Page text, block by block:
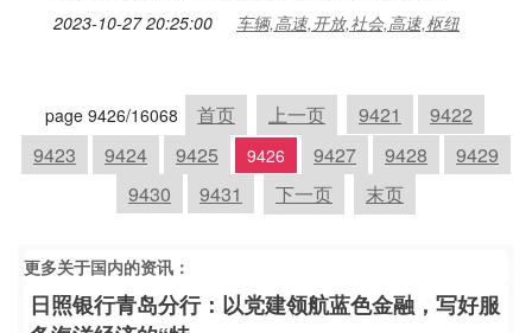
2023-10-27 20:25:00 车辆,高速,开放,社会,高速,枢纽
page 9426/16068 首页 上一页 9421
9422
9423
9424 9425 9426 9427 9428
9429
9430
9431 下一页 末页
更多关于国内的资讯：
日照银行青岛分行：以党建领航蓝色金融，写好服